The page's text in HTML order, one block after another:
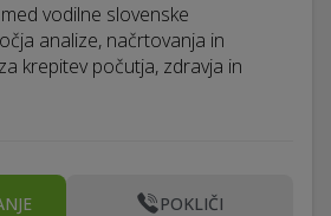
vodilne slovenske
analize, načrtovanja in
krepitev počutja, zdravja in
POKLIČI